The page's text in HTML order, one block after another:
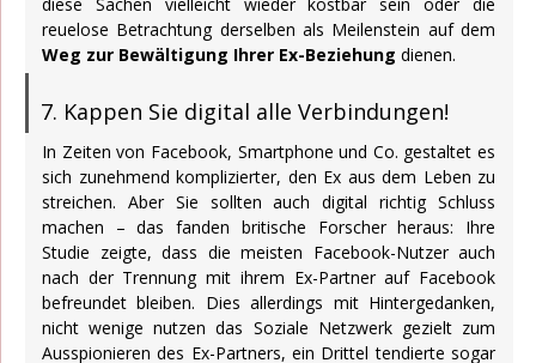
reuelose Betrachtung derselben als Meilenstein auf dem
Weg zur Bewältigung Ihrer Ex-Beziehung dienen.
7. Kappen Sie digital alle Verbindungen!
In Zeiten von Facebook, Smartphone und Co. gestaltet es
sich zunehmend komplizierter, den Ex aus dem Leben zu
streichen. Aber Sie sollten auch digital richtig Schluss
machen – das fanden britische Forscher heraus: Ihre
Studie zeigte, dass die meisten Facebook-Nutzer auch
nach der Trennung mit ihrem Ex-Partner auf Facebook
befreundet bleiben. Dies allerdings mit Hintergedanken,
nicht wenige nutzen das Soziale Netzwerk gezielt zum
Ausspionieren des Ex-Partners, ein Drittel tendierte sogar